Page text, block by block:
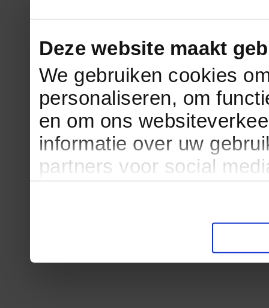
Deze website maakt
We gebruiken cookies
personaliseren, om
en om ons
informatie over uw
partners voor social